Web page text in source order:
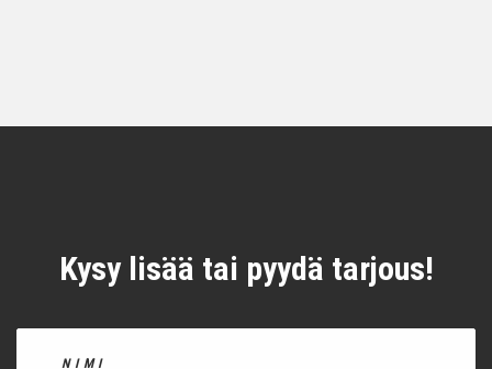
Kysy lisää tai pyydä tarjous!